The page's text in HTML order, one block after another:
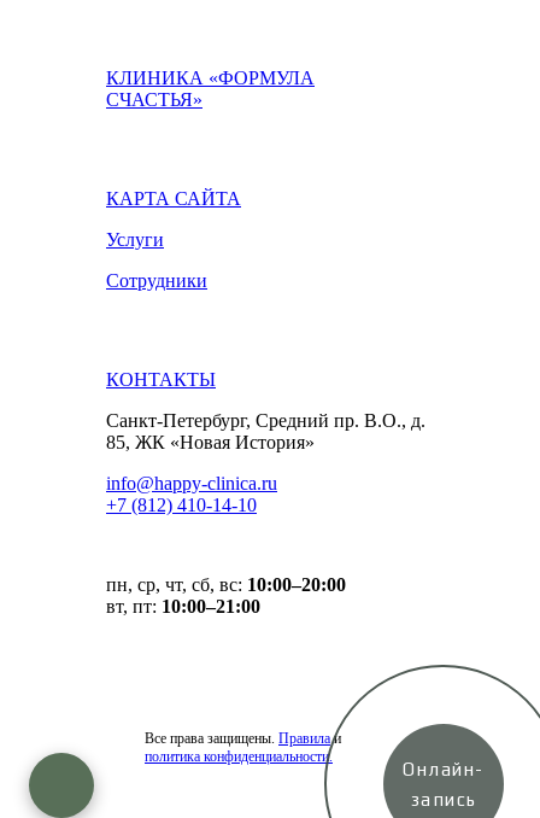
КЛИНИКА «ФОРМУЛА
СЧАСТЬЯ»
КАРТА САЙТА
Услуги
Сотрудники
КОНТАКТЫ
Санкт-Петербург, Средний пр. В.О., д.
85, ЖК «Новая История»
info@happy-clinica.ru
+7 (812) 410-14-10
пн, ср, чт, сб, вс: 10:00–20:00
вт, пт: 10:00–21:00
Все права защищены. Правилаи
политика конфиденциальности.
Онлайн-
запись